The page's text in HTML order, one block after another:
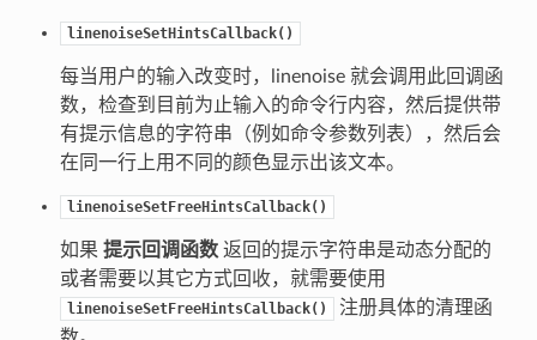
linenoiseSetHintsCallback()
每当用户的输入改变时，linenoise 就会调用此回调函
数，检查到目前为止输入的命令行内容，然后提供带
有提示信息的字符串（例如命令参数列表），然后会
在同一行上用不同的颜色显示出该文本。
linenoiseSetFreeHintsCallback()
如果 提示回调函数返回的提示字符串是动态分配的
或者需要以其它方式回收，就需要使用
linenoiseSetFreeHintsCallback()
注册具体的清理函